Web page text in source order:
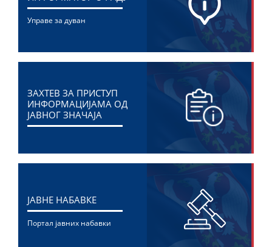
Управе за дуван
ЗАХТЕВ ЗА ПРИСТУП
ИНФОРМАЦИЈАМА ОД
ЈАВНОГ ЗНАЧАЈА
ЈАВНЕ НАБАВКЕ
Портал јавних набавки